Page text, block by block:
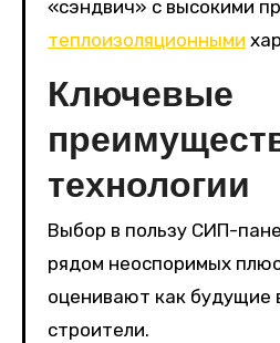
«сэндвич» с высокими
теплоизоляционными
Ключевые
технологии
Выбор в пользу СИП-
рядом неоспоримых
оценивают как будущие
строители.